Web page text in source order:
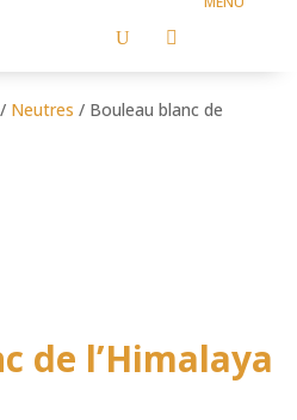
U 
/ Neutres / Bouleau blanc de
de l’Himalaya